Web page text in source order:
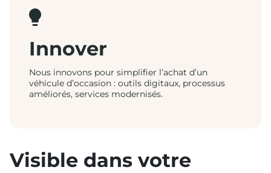
Innover
Nous innovons pour simplifier l’achat d’un
véhicule d’occasion : outils digitaux, processus
améliorés, services modernisés.
Visible dans votre